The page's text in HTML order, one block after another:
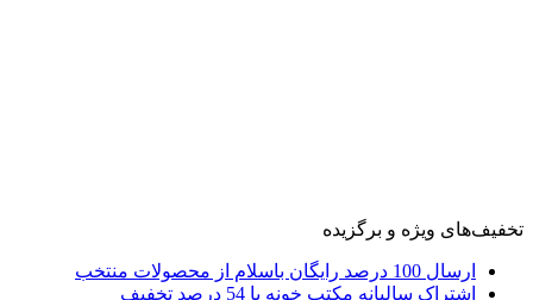
تخفیف‌های ویژه و برگزیده
ارسال 100 درصد رایگان باسلام از محصولات منتخب
اشتراک سالیانه مکتب خونه با 54 درصد تخفیف